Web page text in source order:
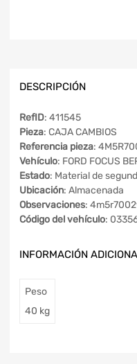
DESCRIPCIÓN
RefID: 411545
Pieza: CAJA CAMBIOS
Referencia pieza:
Vehículo: FORD FOCUS
Estado: Material de
Ubicación: Almacenada
Observaciones:
Código del vehículo:
INFORMACIÓN
Peso
40 kg